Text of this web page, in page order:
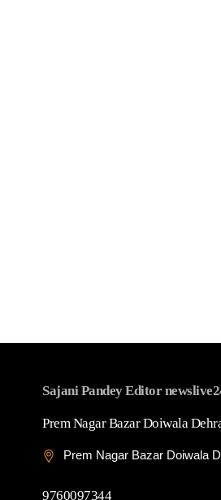
Sajani Pandey Editor
Prem Nagar Bazar Doiwala
Prem Nagar Bazar Doiwala
9760097344